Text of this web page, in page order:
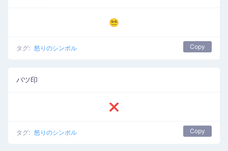
😵‍💫
タグ: 怒りのシンボル Copy
バツ印
❌
タグ: 怒りのシンボル Copy